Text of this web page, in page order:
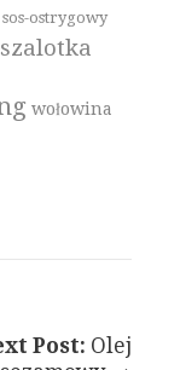
sos-ostrygowy
szalotka
wołowina
Post: Olej